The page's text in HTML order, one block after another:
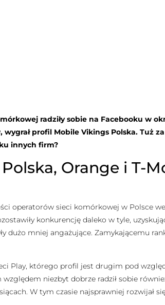
radziły sobie na Facebooku w
profil Mobile Vikings Polska. Tuż
innych firm?
Orange i T-
operatorów sieci komórkowej w Polsce
konkurencję daleko w tyle,
dużo mniej angażujące. Zamykającemu
Play, którego profil jest drugim pod
niezbyt dobrze radził sobie
W tym czasie najsprawniej rozwijał